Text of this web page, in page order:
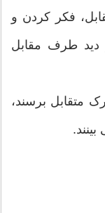
فکر کردن و
دید طرف مقابل
متقابل برسند،